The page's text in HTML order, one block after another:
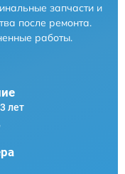
запчасти и
после ремонта.
работы.
лет